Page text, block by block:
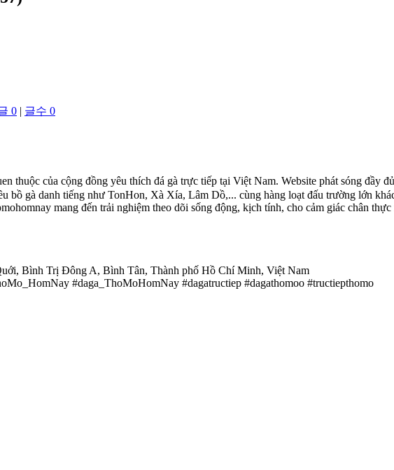
0 | 글수 0
thuộc của cộng đồng yêu thích đá gà trực tiếp tại Việt Nam. Website phát sóng đầy
bồ gà danh tiếng như TonHon, Xà Xía, Lâm Dồ,... cùng hàng loạt đấu trường lớn
mang đến trải nghiệm theo dõi sống động, kịch tính, cho cảm giác chân
Bình Trị Đông A, Bình Tân, Thành phố Hồ Chí Minh, Việt Nam
#daga_ThoMoHomNay #dagatructiep #dagathomoo #tructiepthomo